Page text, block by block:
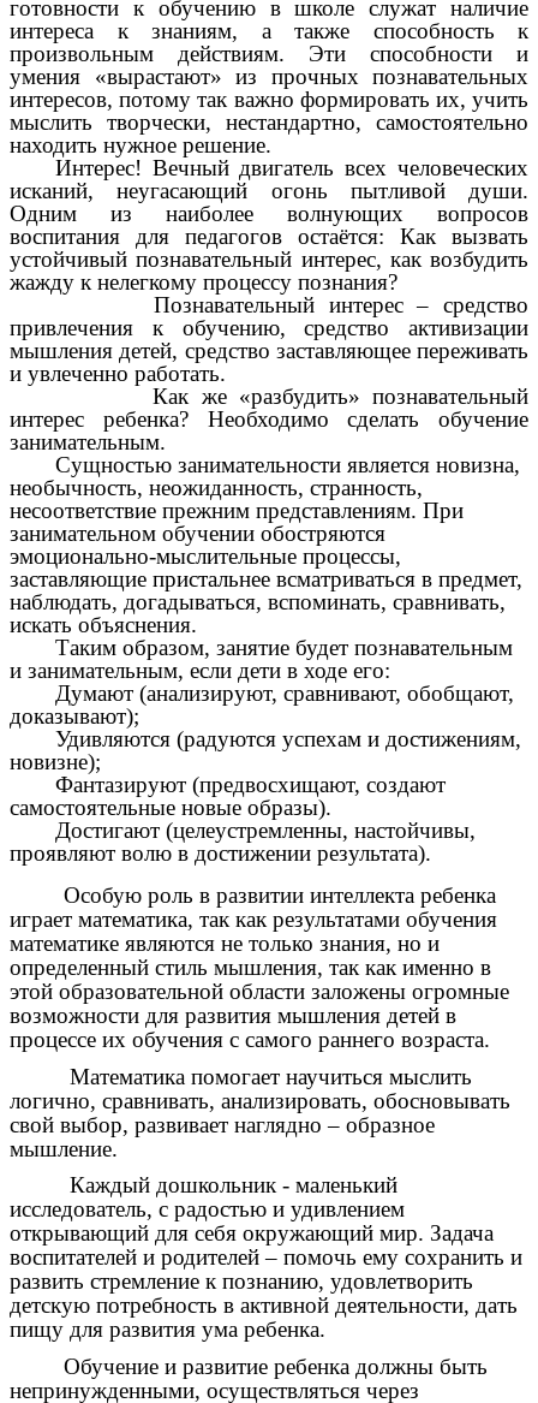
готовности к обучению в школе служат наличие
интереса к знаниям, а также способность к
произвольным действиям. Эти способности и
умения «вырастают» из прочных познавательных
интересов, потому так важно формировать их, учить
мыслить творчески, нестандартно, самостоятельно
находить нужное решение.
Интерес! Вечный двигатель всех человеческих
исканий, неугасающий огонь пытливой души.
Одним из наиболее волнующих вопросов
воспитания для педагогов остаётся: Как вызвать
устойчивый познавательный интерес, как возбудить
жажду к нелегкому процессу познания?
Познавательный интерес – средство
привлечения к обучению, средство активизации
мышления детей, средство заставляющее переживать
и увлеченно работать.
Как же «разбудить» познавательный
интерес ребенка? Необходимо сделать обучение
занимательным.
Сущностью занимательности является новизна,
необычность, неожиданность, странность,
несоответствие прежним представлениям. При
занимательном обучении обостряются
эмоционально-мыслительные процессы,
заставляющие пристальнее всматриваться в предмет,
наблюдать, догадываться, вспоминать, сравнивать,
искать объяснения.
Таким образом, занятие будет познавательным
и занимательным, если дети в ходе его:
Думают (анализируют, сравнивают, обобщают,
доказывают);
Удивляются (радуются успехам и достижениям,
новизне);
Фантазируют (предвосхищают, создают
самостоятельные новые образы).
Достигают (целеустремленны, настойчивы,
проявляют волю в достижении результата).
Особую роль в развитии интеллекта ребенка
играет математика, так как результатами обучения
математике являются не только знания, но и
определенный стиль мышления, так как именно в
этой образовательной области заложены огромные
возможности для развития мышления детей в
процессе их обучения с самого раннего возраста.
Математика помогает научиться мыслить
логично, сравнивать, анализировать, обосновывать
свой выбор, развивает наглядно – образное
мышление.
Каждый дошкольник - маленький
исследователь, с радостью и удивлением
открывающий для себя окружающий мир. Задача
воспитателей и родителей – помочь ему сохранить и
развить стремление к познанию, удовлетворить
детскую потребность в активной деятельности, дать
пищу для развития ума ребенка.
Обучение и развитие ребенка должны быть
непринужденными, осуществляться через